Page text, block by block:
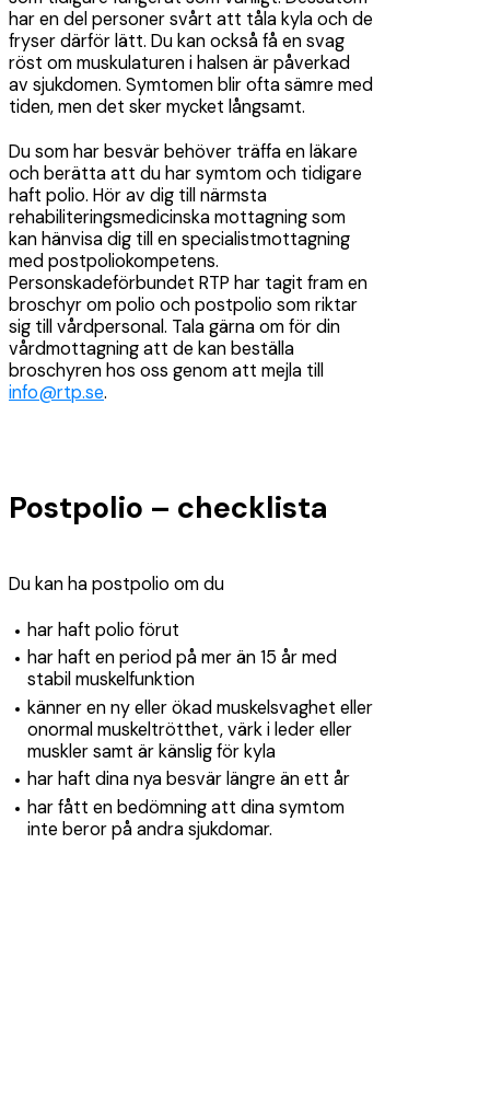
har en del personer svårt att tåla kyla och de
fryser därför lätt. Du kan också få en svag
röst om muskulaturen i halsen är påverkad
av sjukdomen. Symtomen blir ofta sämre med
tiden, men det sker mycket långsamt.
Du som har besvär behöver träffa en läkare
och berätta att du har symtom och tidigare
haft polio. Hör av dig till närmsta
rehabiliteringsmedicinska mottagning som
kan hänvisa dig till en specialistmottagning
med postpoliokompetens.
Personskadeförbundet RTP har tagit fram en
broschyr om polio och postpolio som riktar
sig till vårdpersonal. Tala gärna om för din
vårdmottagning att de kan beställa
broschyren hos oss genom att mejla till
info@rtp.se.
Postpolio – checklista
Du kan ha postpolio om du
har haft polio förut
har haft en period på mer än 15 år med
stabil muskelfunktion
känner en ny eller ökad muskelsvaghet eller
onormal muskeltrötthet, värk i leder eller
muskler samt är känslig för kyla
har haft dina nya besvär längre än ett år
har fått en bedömning att dina symtom
inte beror på andra sjukdomar.